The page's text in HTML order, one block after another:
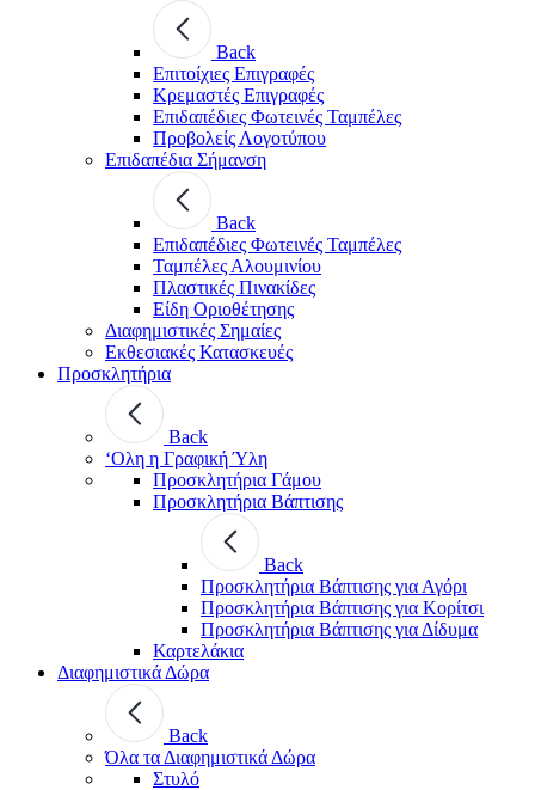
Back
Επιτοίχιες Επιγραφές
Κρεμαστές Επιγραφές
Επιδαπέδιες Φωτεινές Ταμπέλες
Προβολείς Λογοτύπου
Επιδαπέδια Σήμανση
Back
Επιδαπέδιες Φωτεινές Ταμπέλες
Ταμπέλες Αλουμινίου
Πλαστικές Πινακίδες
Είδη Οριοθέτησης
Διαφημιστικές Σημαίες
Εκθεσιακές Κατασκευές
Προσκλητήρια
Back
‘Ολη η Γραφική Ύλη
Προσκλητήρια Γάμου
Προσκλητήρια Βάπτισης
Back
Προσκλητήρια Βάπτισης για Αγόρι
Προσκλητήρια Βάπτισης για Κορίτσι
Προσκλητήρια Βάπτισης για Δίδυμα
Καρτελάκια
Διαφημιστικά Δώρα
Back
Όλα τα Διαφημιστικά Δώρα
Στυλό